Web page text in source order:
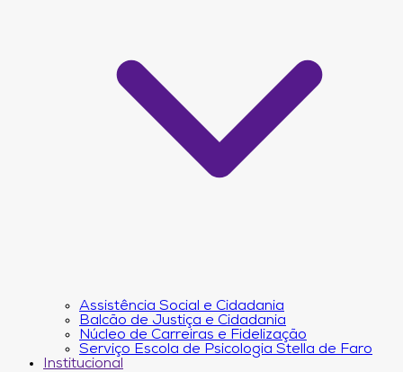
Assistência Social e Cidadania
Balcão de Justiça e Cidadania
Núcleo de Carreiras e Fidelização
Serviço Escola de Psicologia Stella de Faro
Institucional